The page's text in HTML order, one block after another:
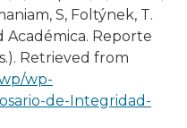
S, Foltýnek, T.
Académica. Reporte
Retrieved from
wp-
de-Integridad-